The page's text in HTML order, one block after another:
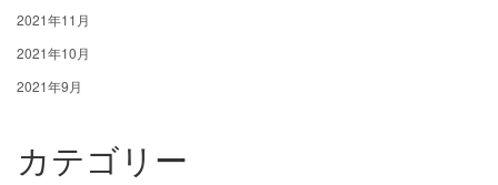
2021年11月
2021年10月
2021年9月
カテゴリー